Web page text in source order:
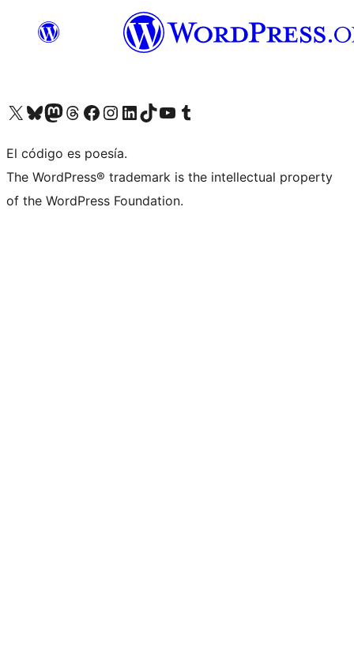
Visit our X (formerly Twitter) account
Visit our Bluesky account
Visita nuestra cuenta de Twitter
Visit our Threads account
Visita nuestra página de Facebook
Visite nuestra cuenta de Instagram
Visit our LinkedIn account
Visit our TikTok account
Visit our YouTube channel
Visit our Tumblr account
El código es poesía.
The WordPress® trademark is the intellectual property
of the WordPress Foundation.